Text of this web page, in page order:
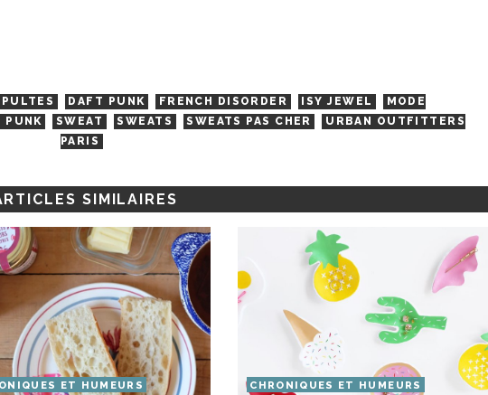
DAFT PUNK FRENCH DISORDER ISY JEWEL
MODE
PUNK SWEAT SWEATS SWEATS PAS CHER
URBAN OUTFITTERS
PARIS
SIMILAIRES
ET HUMEURS CHRONIQUES ET HUMEURS